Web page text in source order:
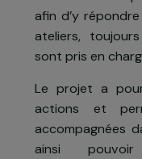
vers l’accès
ces
les
d’améliorer
d’identifier
afin d’y